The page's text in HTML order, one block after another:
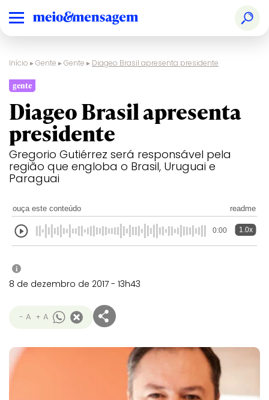
Início ▸Gente ▸Gente ▸ Diageo Brasil apresenta presidente
gente
Diageo Brasil apresenta
presidente
Gregorio Gutiérrez será responsável pela
região que engloba o Brasil, Uruguai e
Paraguai
ouça este conteúdo readme
0:00 1.0x
i
8 de dezembro de 2017 - 13h43
- A + A